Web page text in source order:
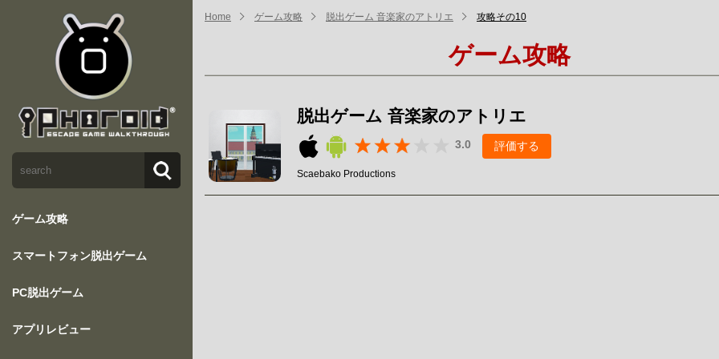
ゲーム攻略
スマートフォン脱出ゲーム
PC脱出ゲーム
アプリレビュー
Home ゲーム攻略 脱出ゲーム 音楽家のアトリエ 攻略その10
ゲーム攻略
脱出ゲーム 音楽家のアトリエ
3.0 評価する
Scaebako Productions